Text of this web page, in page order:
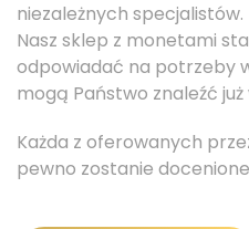
niezależnych specjalistów.
Nasz sklep z monetami
odpowiadać na potrzeby
mogą Państwo znaleźć
Każda z oferowanych
pewno zostanie